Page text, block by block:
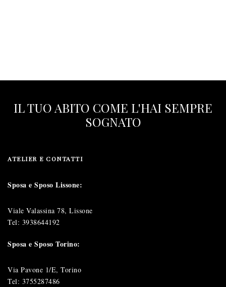
IL TUO ABITO COME L'HAI SEMPRE
SOGNATO
ATELIER E CONTATTI
Sposa e Sposo Lissone:
Viale Valassina 78, Lissone
Tel: 3938644192
Sposa e Sposo Torino:
Via Pavone 1/E, Torino
Tel: 3755287486